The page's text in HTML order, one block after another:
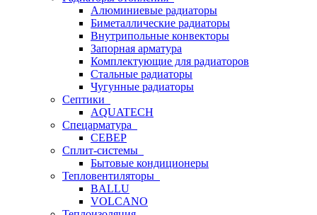
Алюминиевые радиаторы
Биметаллические радиаторы
Внутрипольные конвекторы
Запорная арматура
Комплектующие для радиаторов
Стальные радиаторы
Чугунные радиаторы
Септики
AQUATECH
Спецарматура
СЕВЕР
Сплит-системы
Бытовые кондиционеры
Тепловентиляторы
BALLU
VOLCANO